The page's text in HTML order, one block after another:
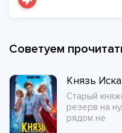
Советуем
Князь
Старый
резерв на
рядом не